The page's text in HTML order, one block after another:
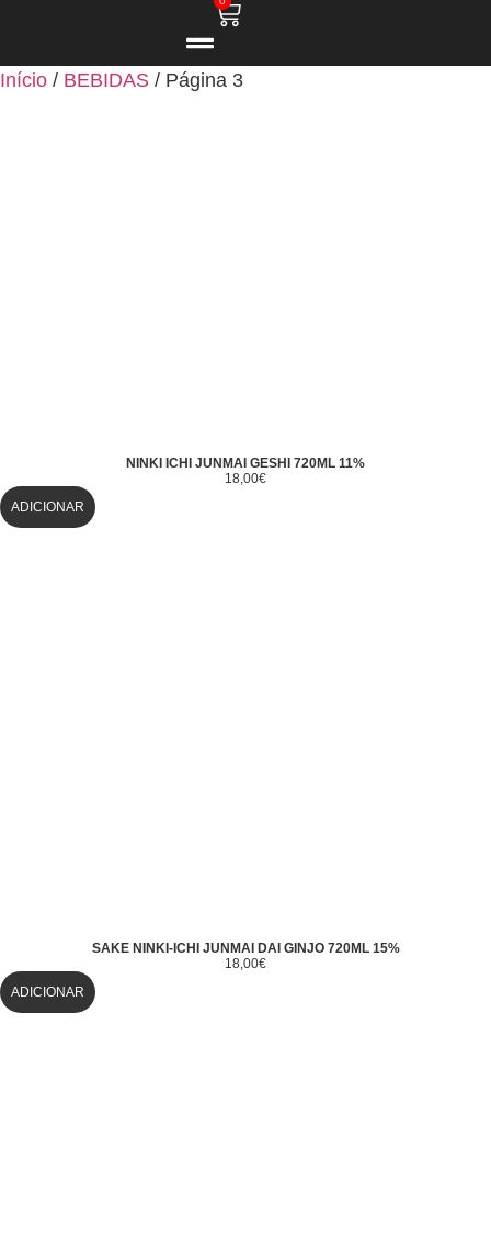
Início / BEBIDAS / Página 3
NINKI ICHI JUNMAI GESHI 720ML 11%
18,00€
ADICIONAR
SAKE NINKI-ICHI JUNMAI DAI GINJO 720ML 15%
18,00€
ADICIONAR